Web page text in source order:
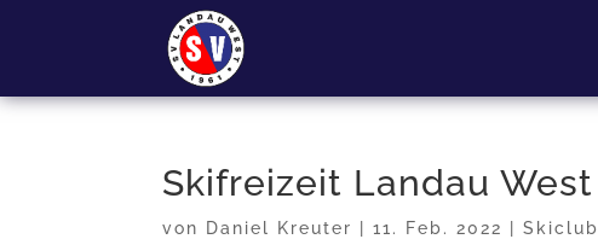
Skifreizeit Landau West
von Daniel Kreuter |11. Feb. 2022 |Skiclub